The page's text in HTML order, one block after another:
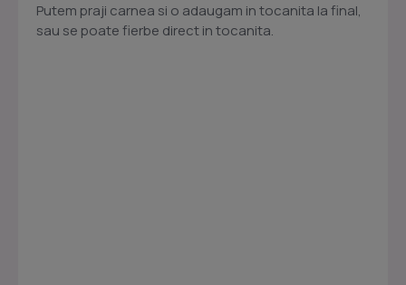
Putem praji carnea si o adaugam in tocanita la final,
sau se poate fierbe direct in tocanita.